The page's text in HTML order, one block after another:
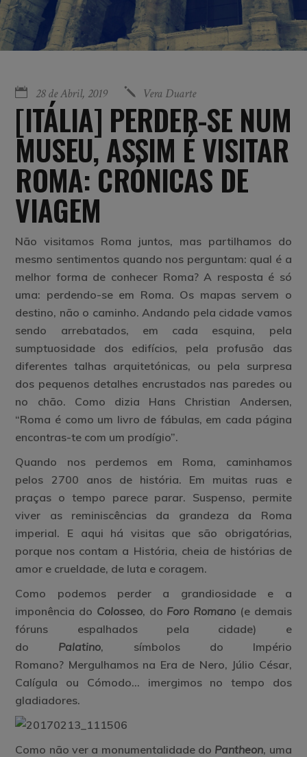
28 de Abril, 2019 Vera Duarte
[ITÁLIA] PERDER-SE NUM
MUSEU, ASSIM É VISITAR
ROMA: CRÓNICAS DE
VIAGEM
Não visitamos Roma juntos, mas partilhamos do
mesmo sentimentos quando nos perguntam: qual é a
melhor forma de conhecer Roma? A resposta é só
uma: perdendo-se em Roma. Os mapas servem o
destino, não o caminho. Andando pela cidade vamos
sendo arrebatados,
em cada esquina, pela
sumptuosidade dos edifícios, pela profusão das
diferentes talhas arquitetónicas, ou pela surpresa
dos pequenos detalhes encrustados nas paredes ou
no chão. Como dizia Hans Christian Andersen,
“Roma é como um livro de fábulas, em cada página
encontras-te com um prodígio”.
Quando nos perdemos em Roma, caminhamos
pelos
2700 anos de história. Em muitas ruas e
praças o tempo parece parar. Suspenso, permite
viver as reminiscências da grandeza da Roma
imperial. E aqui há visitas que são obrigatórias,
porque nos contam a História, cheia de histórias de
amor e crueldade, de luta e coragem.
Como podemos perder a grandiosidade e a
imponência do Colosseo, do Foro Romano (e demais
fóruns espalhados pela cidade) e
do
Palatino,
símbolos do Império
Romano? Mergulhamos na Era de Nero, Júlio César,
Calígula ou Cómodo… imergimos no tempo dos
gladiadores.
Como não ver a monumentalidade do Pantheon, uma